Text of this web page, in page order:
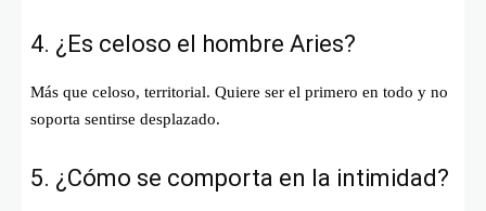
4. ¿Es celoso el hombre Aries?
Más que celoso, territorial. Quiere ser el primero en todo y no
soporta sentirse desplazado.
5. ¿Cómo se comporta en la intimidad?